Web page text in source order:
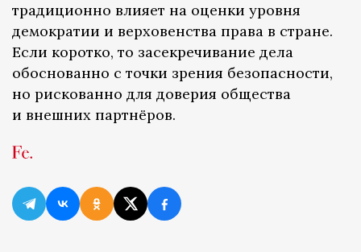
традиционно влияет на оценки уровня
демократии и верховенства права в стране.
Если коротко, то засекречивание дела
обоснованно с точки зрения безопасности,
но рискованно для доверия общества
и внешних партнёров.